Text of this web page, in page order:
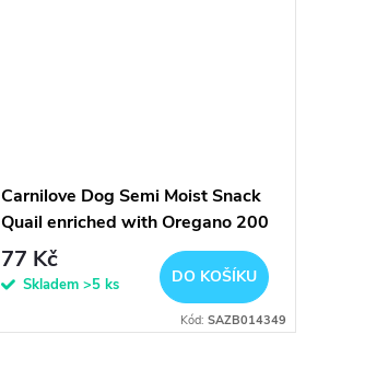
Carnilove Dog Semi Moist Snack
Quail enriched with Oregano 200
g
77 Kč
Skladem >5 ks DO KOŠÍKU
Kód: SAZB014349